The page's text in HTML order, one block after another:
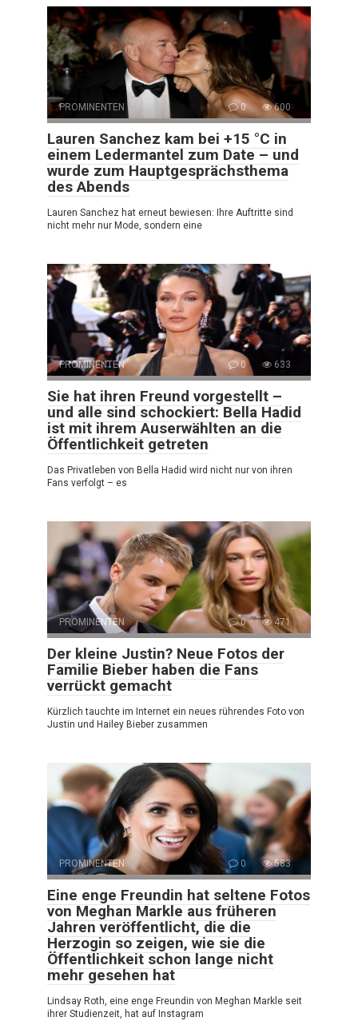
PROMINENTEN 0 600
Lauren Sanchez kam bei +15 °C in
einem Ledermantel zum Date – und
wurde zum Hauptgesprächsthema
des Abends
Lauren Sanchez hat erneut bewiesen: Ihre Auftritte sind
nicht mehr nur Mode, sondern eine
PROMINENTEN 0 633
Sie hat ihren Freund vorgestellt –
und alle sind schockiert: Bella Hadid
ist mit ihrem Auserwählten an die
Öffentlichkeit getreten
Das Privatleben von Bella Hadid wird nicht nur von ihren
Fans verfolgt – es
PROMINENTEN 0 471
Der kleine Justin? Neue Fotos der
Familie Bieber haben die Fans
verrückt gemacht
Kürzlich tauchte im Internet ein neues rührendes Foto von
Justin und Hailey Bieber zusammen
PROMINENTEN 0 583
Eine enge Freundin hat seltene Fotos
von Meghan Markle aus früheren
Jahren veröffentlicht, die die
Herzogin so zeigen, wie sie die
Öffentlichkeit schon lange nicht
mehr gesehen hat
Lindsay Roth, eine enge Freundin von Meghan Markle seit
ihrer Studienzeit, hat auf Instagram